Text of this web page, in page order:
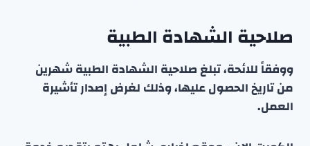
صلاحية الشهادة الطبية
ووفقاً للائحة، تبلغ صلاحية الشهادة الطبية شهرين
من تاريخ الحصول عليها، وذلك لغرض إصدار تأشيرة
العمل.